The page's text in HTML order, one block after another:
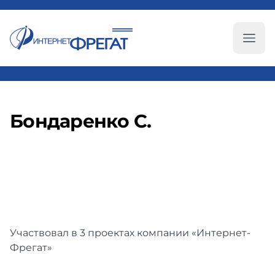
Бондаренко С.
Участвовал в 3 проектах компании «Интернет-
Фрегат»